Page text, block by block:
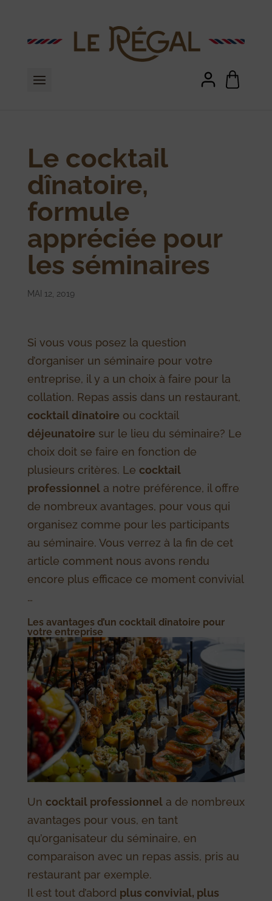
Le cocktail
dînatoire,
formule
appréciée pour
les séminaires
MAI 12, 2019
Si vous vous posez la question
d’organiser un séminaire pour votre
entreprise, il y a un choix à faire pour la
collation. Repas assis dans un restaurant,
cocktail dînatoire ou cocktail
déjeunatoire sur le lieu du séminaire? Le
choix doit se faire en fonction de
plusieurs critères. Le cocktail
professionnela notre préférence, il offre
de nombreux avantages, pour vous qui
organisez comme pour les participants
au séminaire. Vous verrez à la fin de cet
article comment nous avons rendu
encore plus efficace ce moment convivial
…
Les avantages d’un cocktail dînatoire pour
votre entreprise
Un cocktail professionnela de nombreux
avantages pour vous, en tant
qu’organisateur du séminaire, en
comparaison avec un repas assis, pris au
restaurant par exemple.
Il est tout d’abord plus convivial, plus